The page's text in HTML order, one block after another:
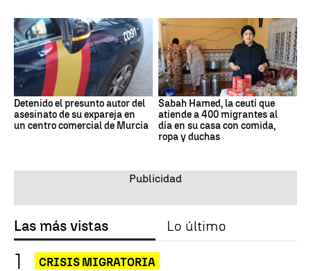
Detenido el presunto autor del
asesinato de su expareja en
un centro comercial de Murcia
Sabah Hamed, la ceutí que
atiende a 400 migrantes al
día en su casa con comida,
ropa y duchas
Las más vistas Lo último
CRISIS MIGRATORIA